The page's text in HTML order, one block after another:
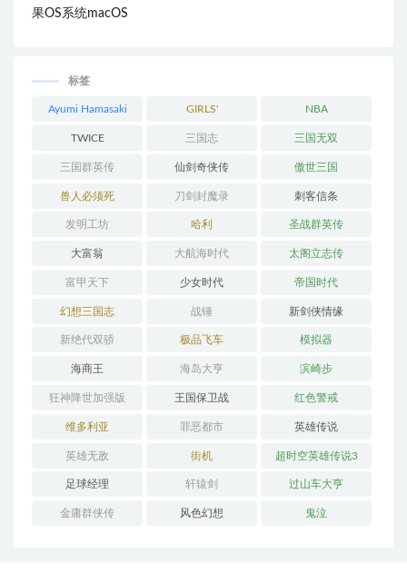
果OS系统macOS
标签
Ayumi Hamasaki GIRLS'
GENERATION
NBA
TWICE 三国志 三国无双
三国群英传 仙剑奇侠传 傲世三国
兽人必须死 刀剑封魔录 刺客信条
发明工坊 哈利 圣战群英传
大富翁 大航海时代 太阁立志传
富甲天下 少女时代 帝国时代
幻想三国志 战锤 新剑侠情缘
新绝代双骄 极品飞车 模拟器
海商王 海岛大亨 滨崎步
狂神降世加强版 王国保卫战 红色警戒
维多利亚 罪恶都市 英雄传说
英雄无敌 街机 超时空英雄传说3
足球经理 轩辕剑 过山车大亨
金庸群侠传 风色幻想 鬼泣